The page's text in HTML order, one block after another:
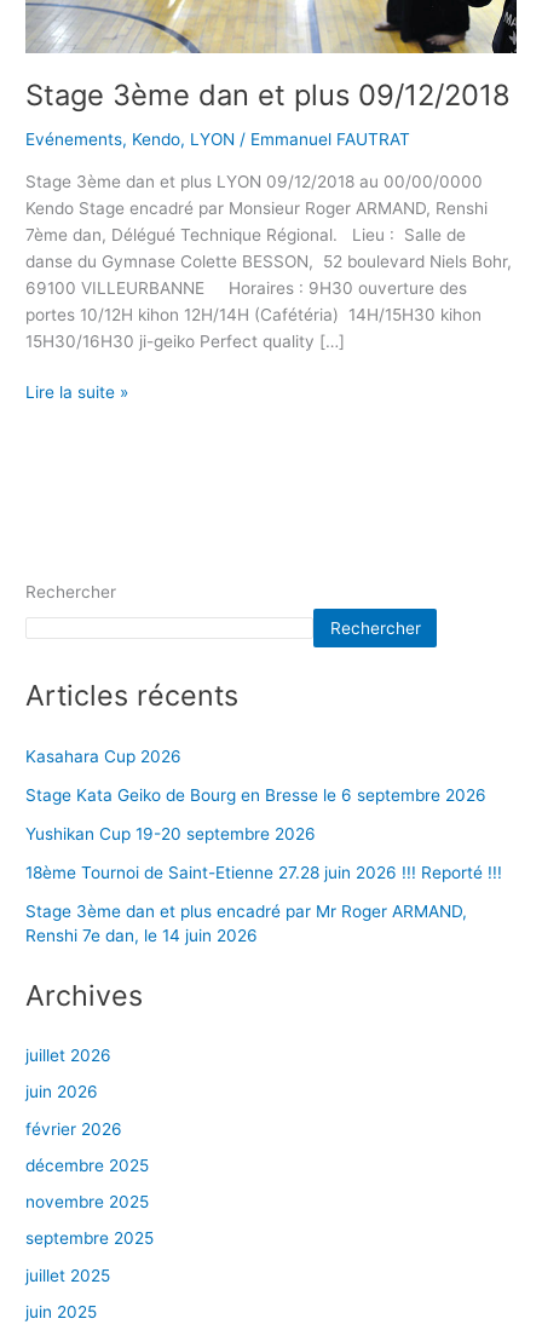
Stage 3ème dan et plus 09/12/2018
Evénements, Kendo, LYON / Emmanuel FAUTRAT
Stage 3ème dan et plus LYON 09/12/2018 au 00/00/0000
Kendo Stage encadré par Monsieur Roger ARMAND, Renshi
7ème dan, Délégué Technique Régional. Lieu : Salle de
danse du Gymnase Colette BESSON, 52 boulevard Niels Bohr,
69100 VILLEURBANNE Horaires : 9H30 ouverture des
portes 10/12H kihon 12H/14H (Cafétéria) 14H/15H30 kihon
15H30/16H30 ji-geiko Perfect quality […]
Lire la suite »
Rechercher
Rechercher
Articles récents
Kasahara Cup 2026
Stage Kata Geiko de Bourg en Bresse le 6 septembre 2026
Yushikan Cup 19-20 septembre 2026
18ème Tournoi de Saint-Etienne 27.28 juin 2026 !!! Reporté !!!
Stage 3ème dan et plus encadré par Mr Roger ARMAND,
Renshi 7e dan, le 14 juin 2026
Archives
juillet 2026
juin 2026
février 2026
décembre 2025
novembre 2025
septembre 2025
juillet 2025
juin 2025